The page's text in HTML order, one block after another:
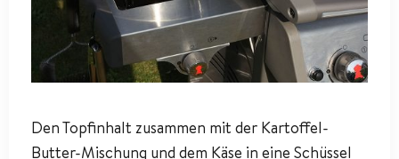
Den Topfinhalt zusammen mit der Kartoffel-
Butter-Mischung und dem Käse in eine Schüssel